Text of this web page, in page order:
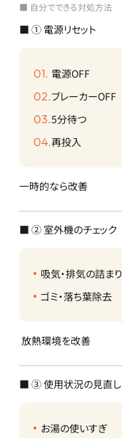
■ 自分でできる対処方法
■ ① 電源リセット
電源OFF
ブレーカーOFF
5分待つ
再投入
一時的なら改善
■ ② 室外機のチェック
吸気・排気の詰まり
ゴミ・落ち葉除去
放熱環境を改善
■ ③ 使用状況の見直し
お湯の使いすぎ